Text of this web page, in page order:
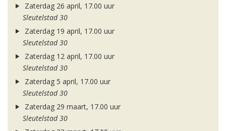
Zaterdag 26 april, 17.00 uur
Sleutelstad 30
Zaterdag 19 april, 17.00 uur
Sleutelstad 30
Zaterdag 12 april, 17.00 uur
Sleutelstad 30
Zaterdag 5 april, 17.00 uur
Sleutelstad 30
Zaterdag 29 maart, 17.00 uur
Sleutelstad 30